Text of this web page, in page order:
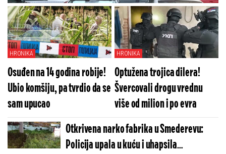
Prijatelji i saradnici u šoku
HRONIKA
Osuđen na 14 godina robije!
Ubio komšiju, pa tvrdio da se
sam upucao
HRONIKA
Optužena trojica dilera!
Švercovali drogu vrednu
više od milion i po evra
Otkrivena narko fabrika u Smederevu:
Policija upala u kuću i uhapsila